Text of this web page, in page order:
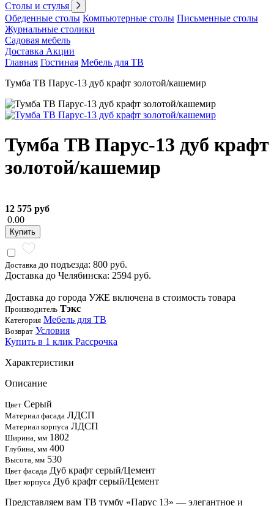
Столы и стулья
Обеденные столы Компьютерные столы Письменные столы
Журнальные столики
Садовая мебель
Доставка Акции
Главная Гостиная Мебель для ТВ
Тумба ТВ Парус-13 дуб крафт золотой/кашемир
Тумба ТВ Парус-13 дуб крафт
золотой/кашемир
12 575 руб
0.00
Купить
Доставка до подъезда: 800 руб.
Доставка до Челябинска: 2594 руб.
Доставка до города УЖЕ включена в стоимость товара
Производитель Тэкс
Категория Мебель для ТВ
Возврат Условия
Купить в 1 клик Рассрочка
Характеристики
Описание
Цвет Серый
Материал фасада ЛДСП
Материал корпуса ЛДСП
Ширина, мм 1802
Глубина, мм 400
Высота, мм 530
Цвет фасада Дуб крафт серый/Цемент
Цвет корпуса Дуб крафт серый/Цемент
Представляем вам ТВ тумбу «Парус 13» — элегантное и